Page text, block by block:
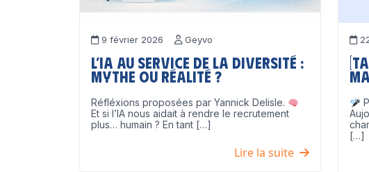
9 février 2026 Geyvo
L’IA au service de la diversité :
mythe ou réalité ?
Réfléxions proposées par Yannick Delisle.
Et si l’IA nous aidait à rendre le recrutement
plus… humain ? En tant […]
Lire la suite
[…]